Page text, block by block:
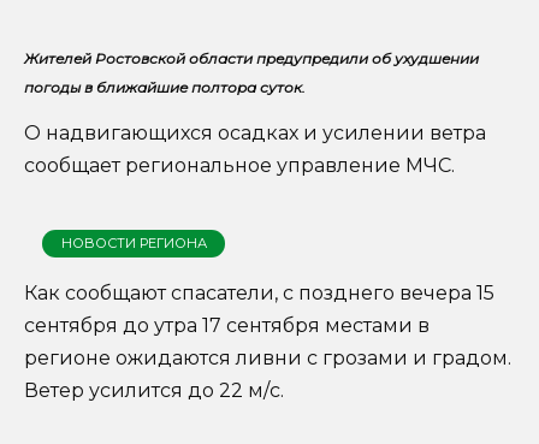
Жителей Ростовской области предупредили об ухудшении
погоды в ближайшие полтора суток.
О надвигающихся осадках и усилении ветра
сообщает региональное управление МЧС.
НОВОСТИ РЕГИОНА
Как сообщают спасатели, с позднего вечера 15
сентября до утра 17 сентября местами в
регионе ожидаются ливни с грозами и градом.
Ветер усилится до 22 м/с.